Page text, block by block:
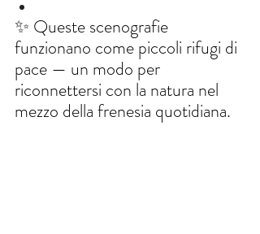
✨ Queste scenografie
funzionano come piccoli rifugi di
pace — un modo per
riconnettersi con la natura nel
mezzo della frenesia quotidiana.